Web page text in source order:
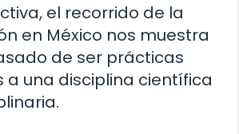
el recorrido de la
en México nos muestra
de ser prácticas
a una disciplina científica